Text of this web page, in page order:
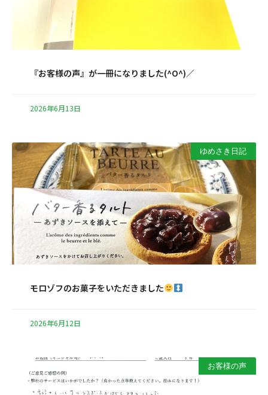
『お客様の声』が一冊になりました(^O^)／
2026年6月13日
ゆめさき日記
モロゾフのお菓子をいただきました
2026年6月12日
お客様の声